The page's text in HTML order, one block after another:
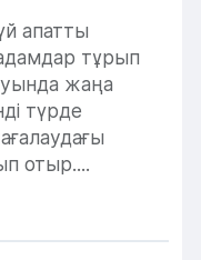
апатты
тұрып
жаңа
түрде
отыр....